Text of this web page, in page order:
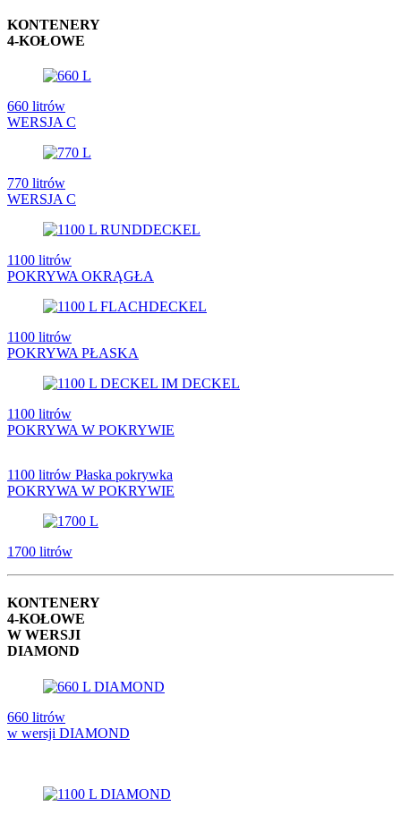
KONTENERY
4-KOŁOWE
660 litrów
WERSJA C
770 litrów
WERSJA C
1100 litrów
POKRYWA OKRĄGŁA
1100 litrów
POKRYWA PŁASKA
1100 litrów
POKRYWA W POKRYWIE
1100 litrów Płaska pokrywka
POKRYWA W POKRYWIE
1700 litrów
KONTENERY
4-KOŁOWE
W WERSJI
DIAMOND
660 litrów
w wersji DIAMOND